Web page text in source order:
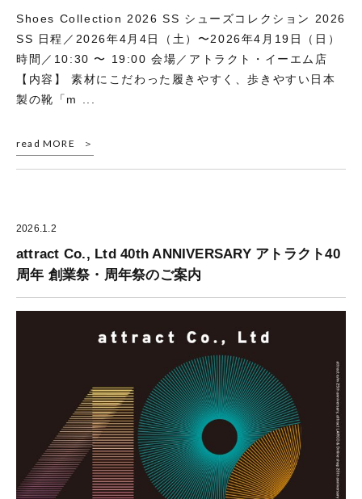
Shoes Collection 2026 SS シューズコレクション 2026
SS 日程／2026年4月4日（土）〜2026年4月19日（日）
時間／10:30 〜 19:00 会場／アトラクト・イーエム店
【内容】 素材にこだわった履きやすく、歩きやすい日本
製の靴「m ...
read MORE
2026.1.2
attract Co., Ltd 40th ANNIVERSARY アトラクト40
周年 創業祭・周年祭のご案内